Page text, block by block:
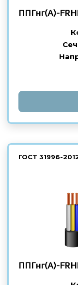
ППГнг(А)-
ГОСТ 31996-
ППГнг(А)-